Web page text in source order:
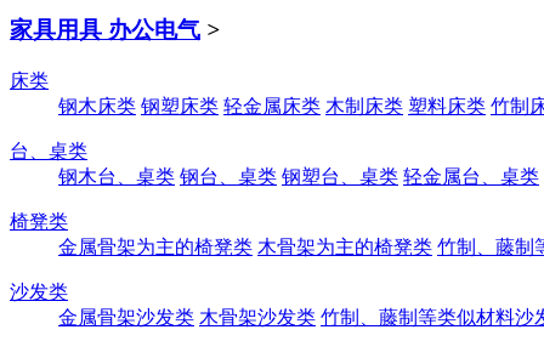
家具用具 办公电气 >
床类
钢木床类 钢塑床类 轻金属床类 木制床类 塑料床类 竹制
台、桌类
钢木台、桌类 钢台、桌类 钢塑台、桌类 轻金属台、桌类
椅凳类
金属骨架为主的椅凳类 木骨架为主的椅凳类 竹制、藤制
沙发类
金属骨架沙发类 木骨架沙发类 竹制、藤制等类似材料沙